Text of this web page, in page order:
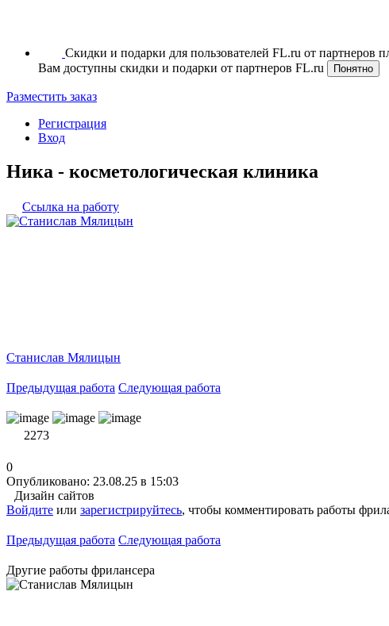
Скидки и подарки для пользователей FL.ru от партнеров
Вам доступны скидки и подарки от партнеров FL.ru
Понятно
Разместить заказ
Регистрация
Вход
Ника - косметологическая клиника
Ссылка на работу
Станислав Мялицын
Предыдущая работа Следующая работа
2273
0
Опубликовано: 23.08.25 в 15:03
Дизайн сайтов
Войдите или зарегистрируйтесь, чтобы комментировать работы
Предыдущая работа Следующая работа
Другие работы фрилансера